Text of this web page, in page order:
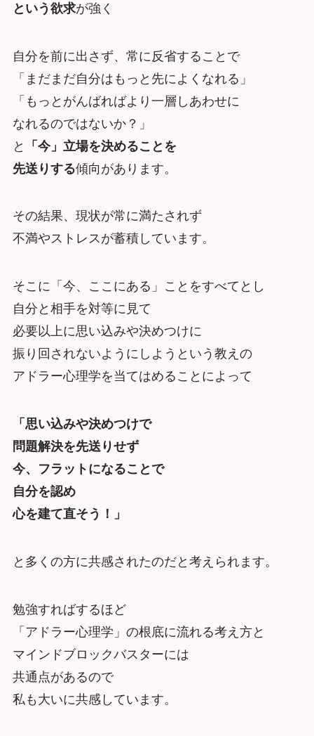
という欲求が強く
自分を前に出さず、常に反省することで
「まだまだ自分はもっと先によくなれる」
「もっとがんばればより一層しあわせに
なれるのではないか？」
と
「今」立場を決めることを
先送りする傾向があります。
その結果、現状が常に満たされず
不満やストレスが蓄積しています。
そこに「今、ここにある」ことをすべてとし
自分と相手を対等に見て
必要以上に思い込みや決めつけに
振り回されないようにしようという教えの
アドラー心理学を当てはめることによって
「思い込みや決めつけで
問題解決を先送りせず
今、フラットになることで
自分を認め
心を建て直そう！」
と多くの方に共感されたのだと考えられます。
勉強すればするほど
「アドラー心理学」の根底に流れる考え方と
マインドブロックバスターには
共通点があるので
私も大いに共感しています。